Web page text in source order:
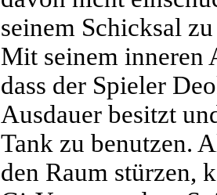
seinem Schicksal
Mit seinem inneren
dass der Spieler
Ausdauer besitzt
Tank zu benutzen.
den Raum stürzen,